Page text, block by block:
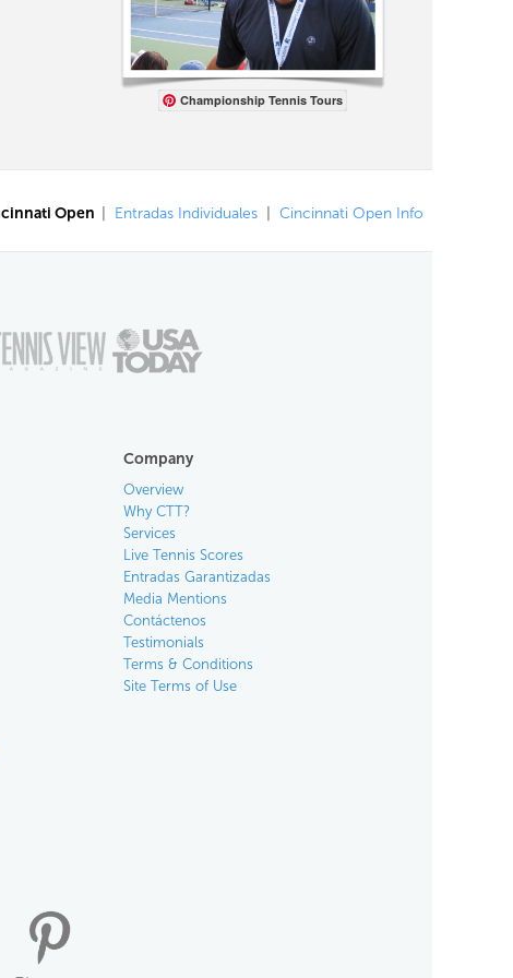
Championship Tennis Tours
Open Entradas Individuales Cincinnati Open Info
Company
Overview
Why CTT?
Services
Live Tennis Scores
Entradas Garantizadas
Media Mentions
Contáctenos
Testimonials
Terms & Conditions
Site Terms of Use